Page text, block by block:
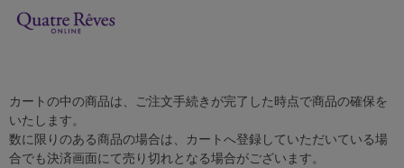
カートの中の商品は、ご注文手続きが完了した時点で商品の確保を
いたします。
数に限りのある商品の場合は、カートへ登録していただいている場
合でも決済画面にて売り切れとなる場合がございます。